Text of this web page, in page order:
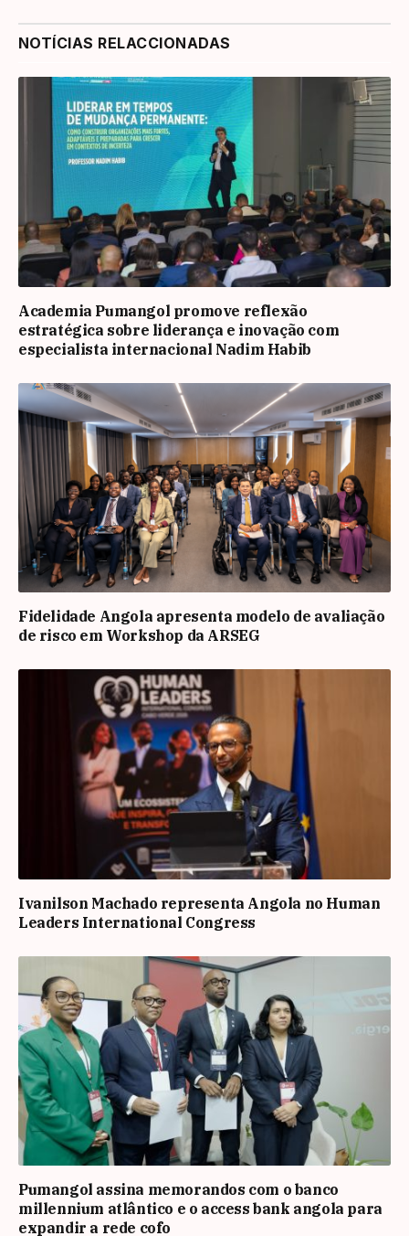
NOTÍCIAS RELACCIONADAS
Academia Pumangol promove reflexão
estratégica sobre liderança e inovação com
especialista internacional Nadim Habib
Fidelidade Angola apresenta modelo de avaliação
de risco em Workshop da ARSEG
Ivanilson Machado representa Angola no Human
Leaders International Congress
Pumangol assina memorandos com o banco
millennium atlântico e o access bank angola para
expandir a rede cofo